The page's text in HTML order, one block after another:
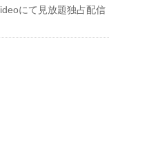
にて見放題独占配信